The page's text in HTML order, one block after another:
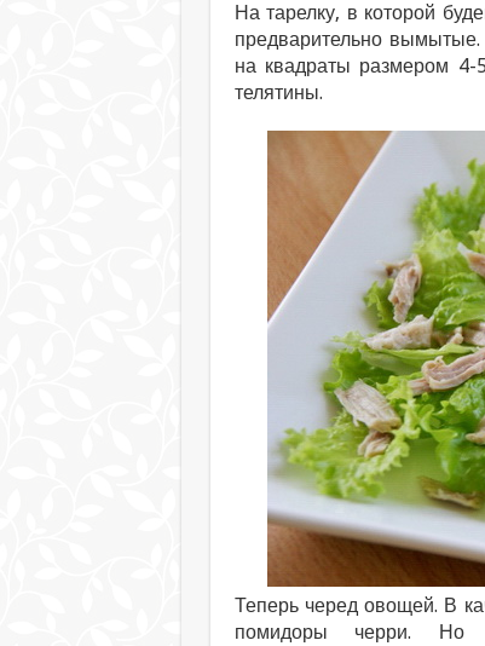
На тарелку, в которой
предварительно
на квадраты размером 4-
телятины.
Теперь черед овощей. В
помидоры черри. Но